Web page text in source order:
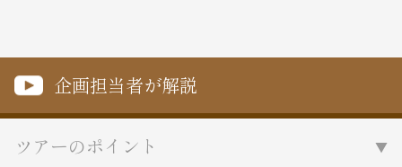
クルーズ
音楽鑑賞
名画鑑賞
お花・紅葉
鉄道の旅
1名様からの旅
企画担当者が解説
ツアーのポイント